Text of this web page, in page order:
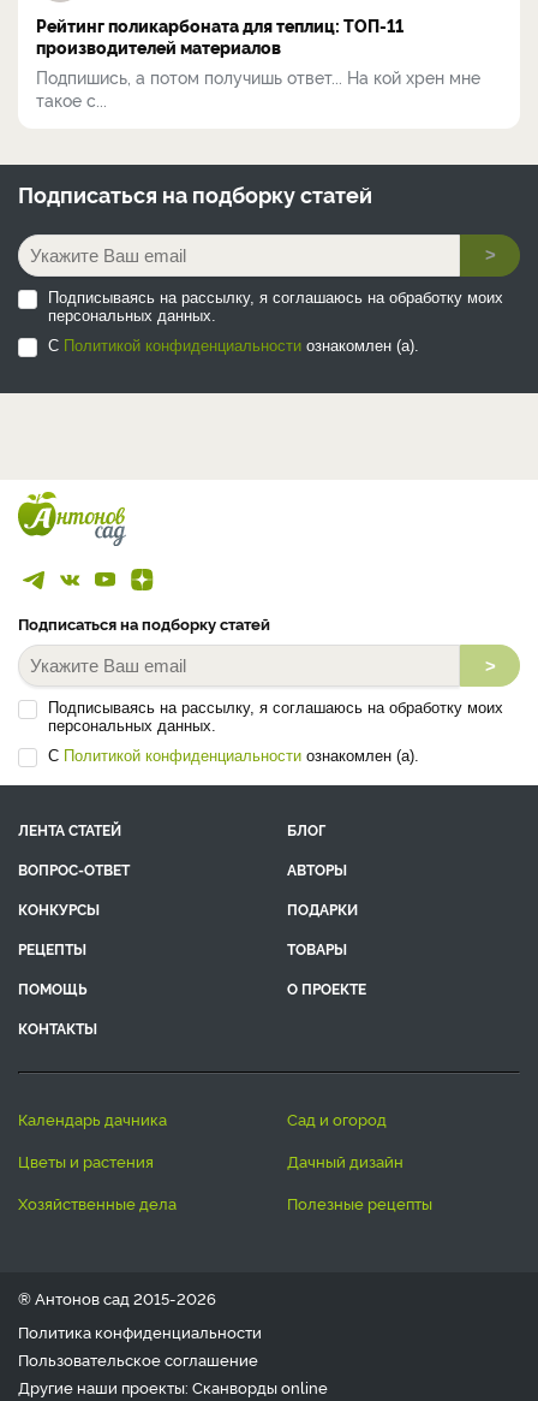
Рейтинг поликарбоната для теплиц: ТОП-11
производителей материалов
Подпишись, а потом получишь ответ... На кой хрен мне
такое с...
Подписаться на подборку статей
>
Подписываясь на рассылку, я соглашаюсь на обработку моих
персональных данных.
С Политикой конфиденциальности ознакомлен (а).
Подписаться на подборку статей
>
Подписываясь на рассылку, я соглашаюсь на обработку моих
персональных данных.
С Политикой конфиденциальности ознакомлен (а).
ЛЕНТА СТАТЕЙ
БЛОГ
ВОПРОС-ОТВЕТ
АВТОРЫ
КОНКУРСЫ
ПОДАРКИ
РЕЦЕПТЫ
ТОВАРЫ
ПОМОЩЬ
О ПРОЕКТЕ
КОНТАКТЫ
календарь дачника
сад и огород
цветы и растения
дачный дизайн
хозяйственные дела
полезные рецепты
® Антонов сад 2015-2026
Политика конфиденциальности
Пользовательское соглашение
Другие наши проекты: Сканвордыonline